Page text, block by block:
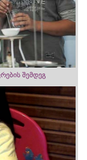
შემდეგ